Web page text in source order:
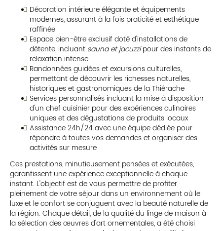
Décoration intérieure élégante et équipements
modernes, assurant à la fois praticité et esthétique
raffinée
Espace bien-être exclusif doté d'installations de
détente, incluant sauna et jacuzzipour des instants de
relaxation intense
Randonnées guidées et excursions culturelles,
permettant de découvrir les richesses naturelles,
historiques et gastronomiques de la Thiérache
Services personnalisés incluant la mise à disposition
d'un chef cuisinier pour des expériences culinaires
uniques et des dégustations de produits locaux
Assistance 24h/24 avec une équipe dédiée pour
répondre à toutes vos demandes et organiser des
activités sur mesure
Ces prestations, minutieusement pensées et exécutées,
garantissent une expérience exceptionnelle à chaque
instant. L'objectif est de vous permettre de profiter
pleinement de votre séjour dans un environnement où le
luxe et le confort se conjuguent avec la beauté naturelle de
la région. Chaque détail, de la qualité du linge de maison à
la sélection des œuvres d'art ornementales, a été choisi